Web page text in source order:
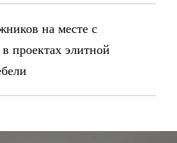
на месте с
проектах элитной